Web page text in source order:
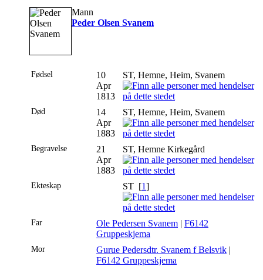
Mann
Peder Olsen Svanem
Fødsel
10
Apr
1813
ST, Hemne, Heim, Svanem
Død
14
Apr
1883
ST, Hemne, Heim, Svanem
Begravelse
21
Apr
1883
ST, Hemne Kirkegård
Ekteskap ST [1]
Far Ole Pedersen Svanem | F6142
Gruppeskjema
Mor Gurue Pedersdtr. Svanem f Belsvik |
F6142 Gruppeskjema